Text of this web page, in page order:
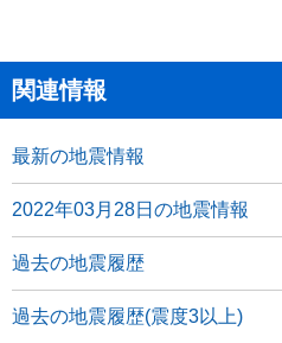
関連情報
最新の地震情報
2022年03月28日の地震情報
過去の地震履歴
過去の地震履歴(震度3以上)